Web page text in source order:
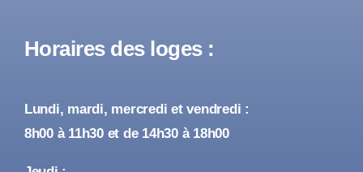
Horaires des loges :
Lundi, mardi, mercredi et vendredi :
8h00 à 11h30 et de 14h30 à 18h00